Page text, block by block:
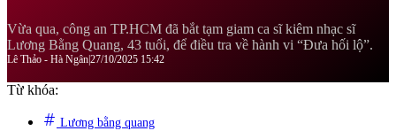
Vừa qua, công an TP.HCM đã bắt tạm giam ca sĩ kiêm nhạc sĩ
Lương Bằng Quang, 43 tuổi, để điều tra về hành vi “Đưa hối lộ”.
Lê Thảo - Hà Ngân27/10/2025 15:42
Từ khóa:
Lương bằng quang